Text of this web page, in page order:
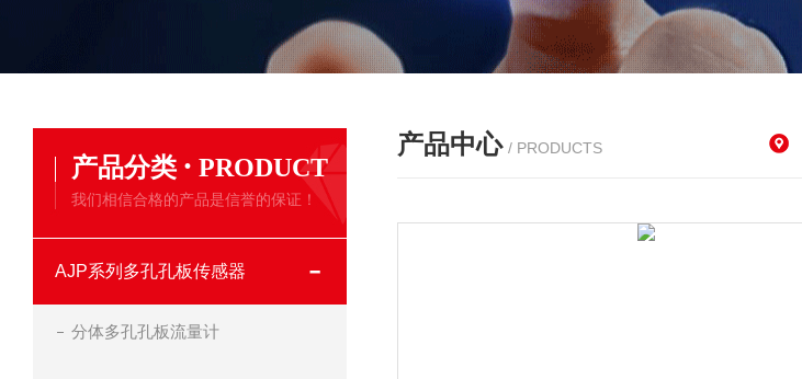
产品分类 · PRODUCT
我们相信合格的产品是信誉的保证！
AJP系列多孔孔板传感器
分体多孔孔板流量计
产品中心 / PRODUCTS